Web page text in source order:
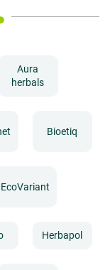
Aura
herbals
Bioetiq
EcoVariant
Herbapol